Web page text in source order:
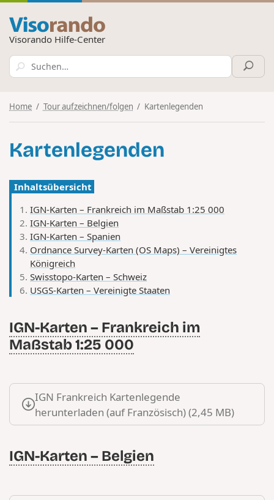
Visorando Hilfe-Center
Home Tour aufzeichnen/folgen Kartenlegenden
Kartenlegenden
Inhaltsübersicht
IGN-Karten – Frankreich im Maßstab 1:25 000
IGN-Karten – Belgien
IGN-Karten – Spanien
Ordnance Survey-Karten (OS Maps) – Vereinigtes
Königreich
Swisstopo-Karten – Schweiz
USGS-Karten – Vereinigte Staaten
IGN-Karten – Frankreich im
Maßstab 1:25 000
IGN Frankreich Kartenlegende
herunterladen (auf Französisch) (2,45 MB)
IGN-Karten – Belgien